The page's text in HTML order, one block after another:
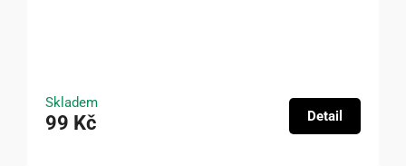
Skladem
99 Kč Detail